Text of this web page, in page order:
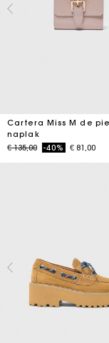
Cartera Miss M de
naplak
Price reduced from
€ 135,00to-40% € 81,00